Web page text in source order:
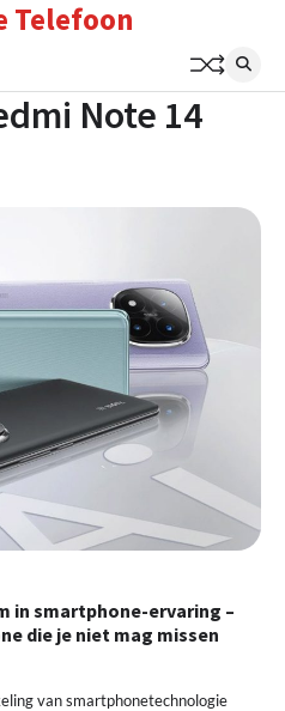
Telefoon
Note 14
in smartphone-ervaring –
die je niet mag missen
van smartphonetechnologie